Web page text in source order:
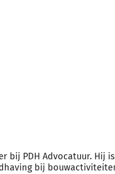
bij PDH Advocatuur. Hij
bij